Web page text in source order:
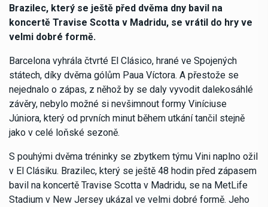
Brazilec, který se ještě před dvěma dny bavil na
koncertě Travise Scotta v Madridu, se vrátil do hry ve
velmi dobré formě.
Barcelona vyhrála čtvrté El Clásico, hrané ve Spojených
státech, díky dvěma gólům Paua Víctora. A přestože se
nejednalo o zápas, z něhož by se daly vyvodit dalekosáhlé
závěry, nebylo možné si nevšimnout formy Viníciuse
Júniora, který od prvních minut během utkání tančil stejně
jako v celé loňské sezoně.
S pouhými dvěma tréninky se zbytkem týmu Vini naplno ožil
v El Clásiku. Brazilec, který se ještě 48 hodin před zápasem
bavil na koncertě Travise Scotta v Madridu, se na MetLife
Stadium v New Jersey ukázal ve velmi dobré formě. Jeho